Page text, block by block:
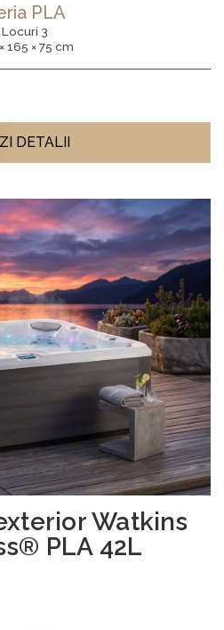
PLA
Locuri 3
165 × 75 cm
DETALII
Watkins
PLA 42L